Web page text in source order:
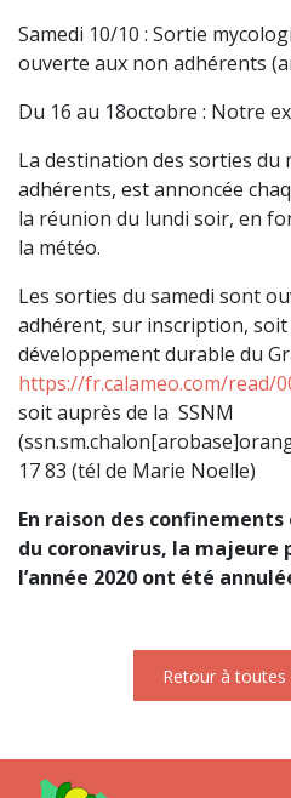
Samedi 10/10 : Sortie
ouverte aux non adhérents
Du 16 au 18octobre : Notre
La destination des sorties du
adhérents, est annoncée
la réunion du lundi soir, en
la météo.
Les sorties du samedi sont
adhérent, sur inscription,
développement durable du
https://fr.calameo.com/read/
soit auprès de la SSNM
17 83 (tél de Marie Noelle)
En raison des
du coronavirus, la majeure
l’année 2020 ont été
Retour à toutes